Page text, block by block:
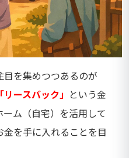
を集めつつあるのが
ースバック」 という金
ム（自宅）を活用して
を手に入れることを目